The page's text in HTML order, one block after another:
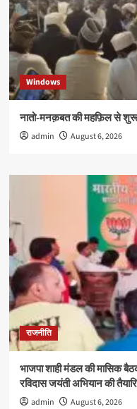
Windows
नातो-मनक़बत की महफ़िल से
admin August 6, 2026
राजनीति
भाजपा शाही मंडल की मासिक
रविदास जयंती अभियान की
admin August 6, 2026